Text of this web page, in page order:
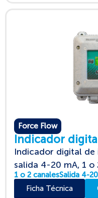
Force Flow
Indicador
Indicador digital
salida 4-20 mA, 1 o
1 o 2 canalesSalida 4-
Ficha Técnica